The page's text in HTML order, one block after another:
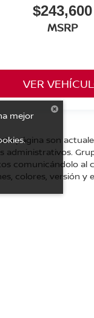
$243,600
MSRP
VER
página son
comunicándolo al
colores, versión y
mejor